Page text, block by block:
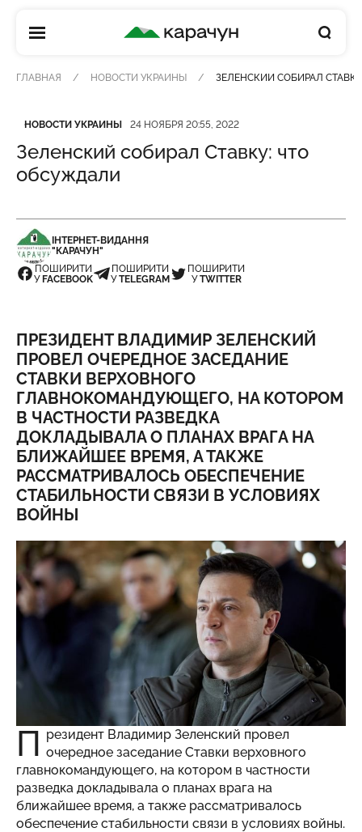
КАРАЧУН
ГЛАВНАЯ НОВОСТИ УКРАИНЫ ЗЕЛЕНСКИЙ СОБИРАЛ
Категория
НОВОСТИ УКРАИНЫ
Дата публикации 24 НОЯБРЯ 20:55, 2022
Зеленский собирал Ставку: что
обсуждали
ІНТЕРНЕТ-ВИДАННЯ
"КАРАЧУН"
ПОШИРИТИ
У FACEBOOK
ПОШИРИТИ
УTELEGRAM
ПОШИРИТИ
УTWITTER
ПРЕЗИДЕНТ ВЛАДИМИР ЗЕЛЕНСКИЙ
ПРОВЕЛ ОЧЕРЕДНОЕ ЗАСЕДАНИЕ
СТАВКИ ВЕРХОВНОГО
ГЛАВНОКОМАНДУЮЩЕГО, НА КОТОРОМ
В ЧАСТНОСТИ РАЗВЕДКА
ДОКЛАДЫВАЛА О ПЛАНАХ ВРАГА НА
БЛИЖАЙШЕЕ ВРЕМЯ, А ТАКЖЕ
РАССМАТРИВАЛОСЬ ОБЕСПЕЧЕНИЕ
СТАБИЛЬНОСТИ СВЯЗИ В УСЛОВИЯХ
ВОЙНЫ
П резидент Владимир Зеленский провел
очередное заседание Ставки верховного
главнокомандующего, на котором в частности
разведка докладывала о планах врага на
ближайшее время, а также рассматривалось
обеспечение стабильности связи в условиях войны.